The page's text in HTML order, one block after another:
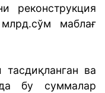
реконструкция
маблағ
ва
бу суммалар